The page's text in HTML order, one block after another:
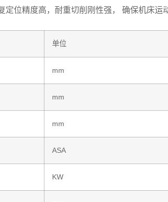
位精度高，耐重切削刚性强， 确保机床运
单位
mm
mm
mm
ASA
KW